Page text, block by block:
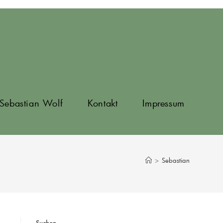
Sebastian Wolf Kontakt Impressum
> Sebastian